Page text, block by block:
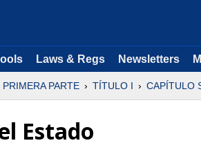
Laws & Regs Newsletters
PRIMERA PARTE TÍTULO I CAPÍTULO
Estado